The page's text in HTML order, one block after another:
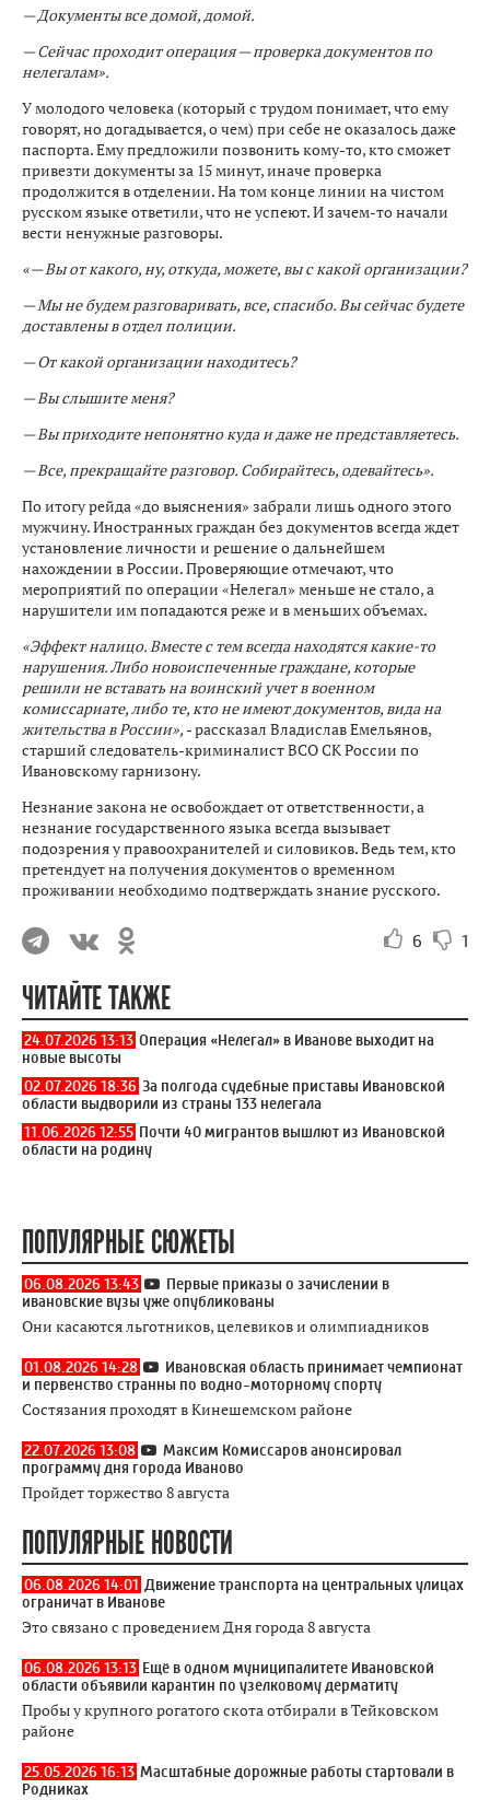
— Документы все домой, домой.
— Сейчас проходит операция — проверка документов по
нелегалам».
У молодого человека (который с трудом понимает, что ему
говорят, но догадывается, о чем) при себе не оказалось даже
паспорта. Ему предложили позвонить кому-то, кто сможет
привезти документы за 15 минут, иначе проверка
продолжится в отделении. На том конце линии на чистом
русском языке ответили, что не успеют. И зачем-то начали
вести ненужные разговоры.
«— Вы от какого, ну, откуда, можете, вы с какой организации?
— Мы не будем разговаривать, все, спасибо. Вы сейчас будете
доставлены в отдел полиции.
— От какой организации находитесь?
— Вы слышите меня?
— Вы приходите непонятно куда и даже не представляетесь.
— Все, прекращайте разговор. Собирайтесь, одевайтесь».
По итогу рейда «до выяснения» забрали лишь одного этого
мужчину. Иностранных граждан без документов всегда ждет
установление личности и решение о дальнейшем
нахождении в России. Проверяющие отмечают, что
мероприятий по операции «Нелегал» меньше не стало, а
нарушители им попадаются реже и в меньших объемах.
«Эффект налицо. Вместе с тем всегда находятся какие-то
нарушения. Либо новоиспеченные граждане, которые
решили не вставать на воинский учет в военном
комиссариате, либо те, кто не имеют документов, вида на
жительства в России», - рассказал Владислав Емельянов,
старший следователь-криминалист ВСО СК России по
Ивановскому гарнизону.
Незнание закона не освобождает от ответственности, а
незнание государственного языка всегда вызывает
подозрения у правоохранителей и силовиков. Ведь тем, кто
претендует на получения документов о временном
проживании необходимо подтверждать знание русского.
6 1
ЧИТАЙТЕ ТАКЖЕ
24.07.2026 13:13 Операция «Нелегал» в Иванове выходит на
новые высоты
02.07.2026 18:36 За полгода судебные приставы Ивановской
области выдворили из страны 133 нелегала
11.06.2026 12:55 Почти 40 мигрантов вышлют из Ивановской
области на родину
ПОПУЛЯРНЫЕ СЮЖЕТЫ
06.08.2026 13:43
Первые приказы о зачислении в
ивановские вузы уже опубликованы
Они касаются льготников, целевиков и олимпиадников
01.08.2026 14:28
Ивановская область принимает чемпионат
и первенство странны по водно-моторному спорту
Состязания проходят в Кинешемском районе
22.07.2026 13:08
Максим Комиссаров анонсировал
программу дня города Иваново
Пройдет торжество 8 августа
ПОПУЛЯРНЫЕ НОВОСТИ
06.08.2026 14:01 Движение транспорта на центральных улицах
ограничат в Иванове
Это связано с проведением Дня города 8 августа
06.08.2026 13:13 Ещё в одном муниципалитете Ивановской
области объявили карантин по узелковому дерматиту
Пробы у крупного рогатого скота отбирали в Тейковском
районе
25.05.2026 16:13 Масштабные дорожные работы стартовали в
Родниках